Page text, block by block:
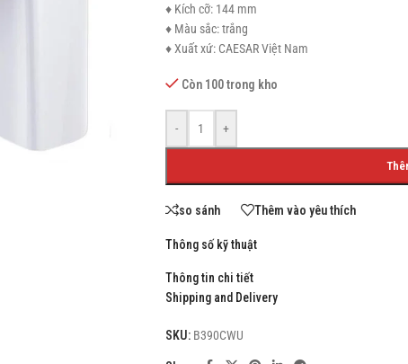
SHOP LAYOUTS
Filters area
Hidden sidebar
HOT
Small categories menu
Products list view
With background
Category description
Header overlap
♦ Kích cỡ: 144 mm
♦ Màu sắc: trắng
♦ Xuất xứ: CAESAR Việt Nam
Còn 100 trong kho
- +
so sánh Thêm vào yêu thích
Thông số kỹ thuật
Thông tin chi tiết
Shipping and Delivery
SKU: B390CWU